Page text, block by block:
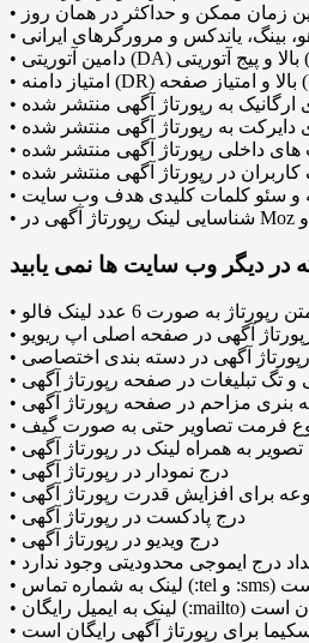
زمان ممکن و حداکثر در همان روز
بینگ، یاندکس و مرورگرهای ایرانی
ارگانیک به رپورتاژ آگهی منتشر شده
دایرکت به رپورتاژ آگهی منتشر شده
داخلی رپورتاژ آگهی منتشر شده
در رپورتاژ آگهی منتشر شده
و سئو کلمات کلیدی هدف وب سایت
رپورتاژ آگهی در صفحه اصلی اپ ریویو
رپورتاژ آگهی در دسته بندی اختصاصی
و تگ تبلیغات در صفحه رپورتاژ آگهی
بنری مزاحم در صفحه رپورتاژ آگهی
تصویر به همراه لینک در رپورتاژ آگهی
• درج نمودار در رپورتاژ آگهی
برای افزایش قدرت رپورتاژ آگهی
• درج پادکست در رپورتاژ آگهی
• درج ویدیو در رپورتاژ آگهی